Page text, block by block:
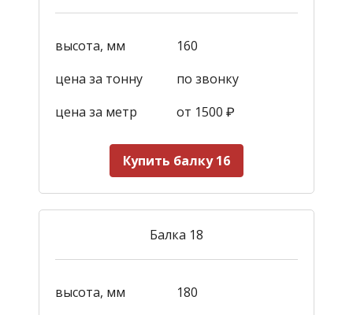
высота, мм
160
цена за тонну
по звонку
цена за метр
от 1500 ₽
Купить балку 16
Балка 18
высота, мм
180